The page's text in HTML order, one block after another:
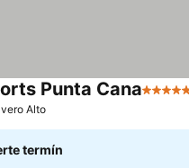
Punta Cana5
Alto
termín